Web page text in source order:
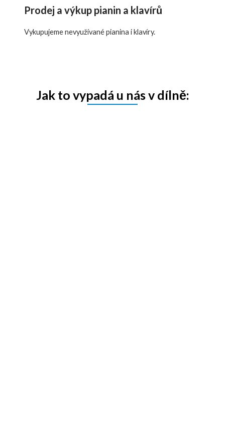
Prodej a výkup pianin a klavírů
Vykupujeme nevyužívané pianina i klavíry.
Jak to vypadá u nás v dílně: